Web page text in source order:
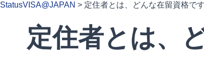
StatusVISA@JAPAN > 定住者とは、どんな在留資格で
定住者とは、